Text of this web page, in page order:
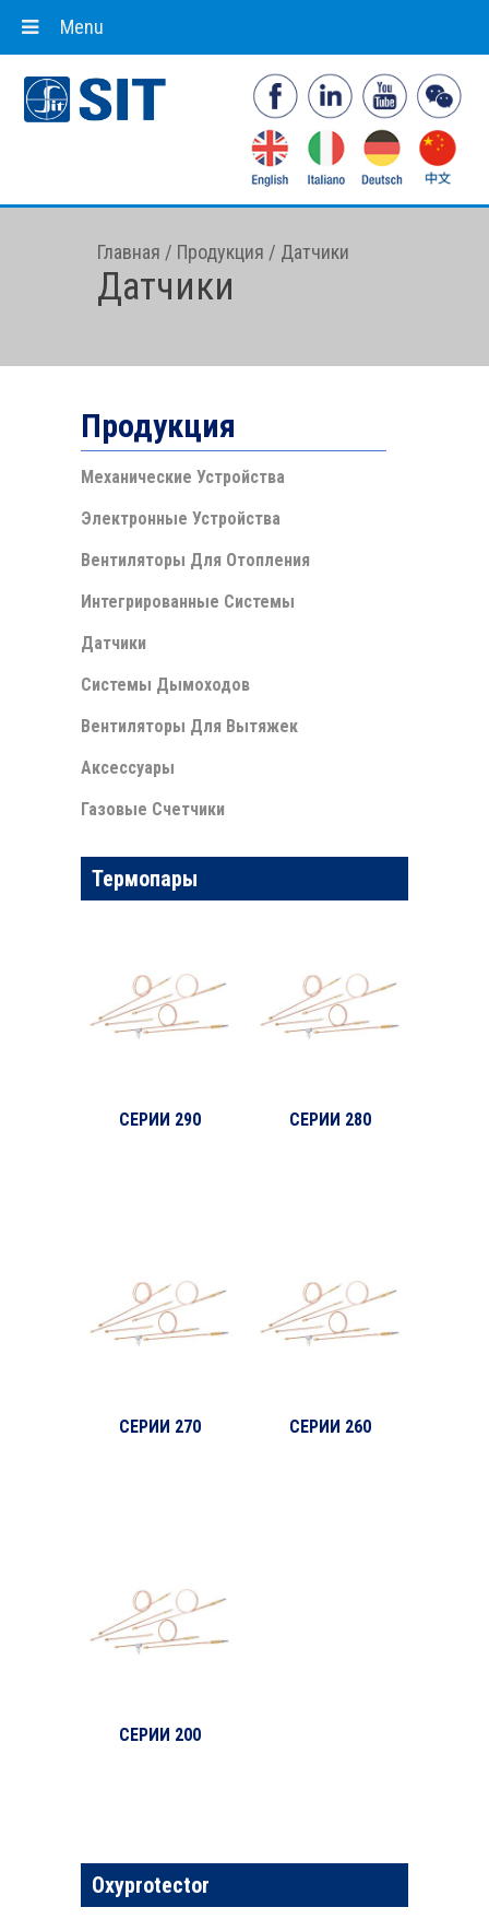
Главная / Продукция / Датчики
Датчики
Продукция
Механические Устройства
Электронные Устройства
Вентиляторы Для Отопления
Интегрированные Системы
Датчики
Системы Дымоходов
Вентиляторы Для Вытяжек
Аксессуары
Газовые Счетчики
Термопары
СЕРИИ 290 СЕРИИ 280
СЕРИИ 270 СЕРИИ 260
СЕРИИ 200
Oxyprotector
Menu